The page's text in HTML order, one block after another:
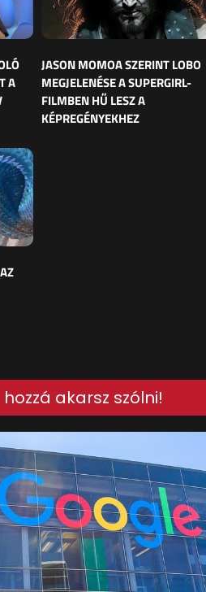
A
JASON MOMOA SZERINT LOBO
MEGJELENÉSE A SUPERGIRL-
FILMBEN HŰ LESZ A
KÉPREGÉNYEKHEZ
hozzá akarsz szólni!